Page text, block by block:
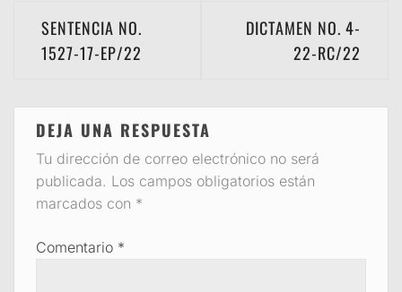
Navegación
SENTENCIA NO.
1527-17-EP/22
DICTAMEN NO. 4-
22-RC/22
DEJA UNA RESPUESTA
Tu dirección de correo electrónico no será
publicada. Los campos obligatorios están
marcados con *
Comentario *